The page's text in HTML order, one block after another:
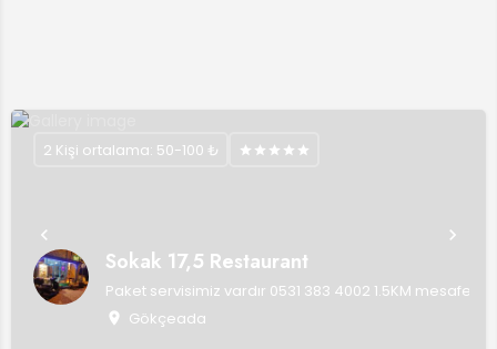
Sokak 17,5 Restaurant
Paket servisimiz vardır 0531 383 4002 1.5KM mesafe
Gökçeada
2 Kişi ortalama: 50-100 ₺